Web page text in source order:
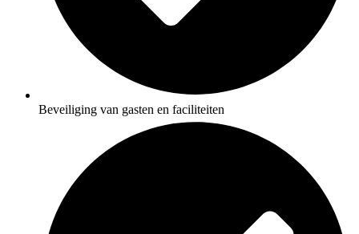
Beveiliging van gasten en faciliteiten